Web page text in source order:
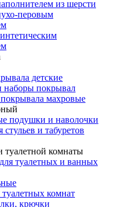
из шерсти
перовым
детские
наборы покрывал
махровые
подушки и наволочки
и табуретов
туалетной комнаты
туалетных и ванных
комнат
крючки